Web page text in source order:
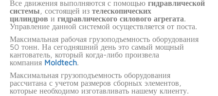
Все движения выполняются с помощью гидравлической
системы, состоящей из телескопических
цилиндров и гидравлического силового агрегата.
Управление данной системой осуществляется от поста.
Максимальная рабочая грузоподъемность оборудования
50 тонн. На сегодняшний день это самый мощный
кантователь, который когда-либо произвела
компания Moldtech.
Максимальная грузоподъемность оборудования
рассчитана с учетом размеров сборных элементов,
которые необходимо изготавливать нашему клиенту.